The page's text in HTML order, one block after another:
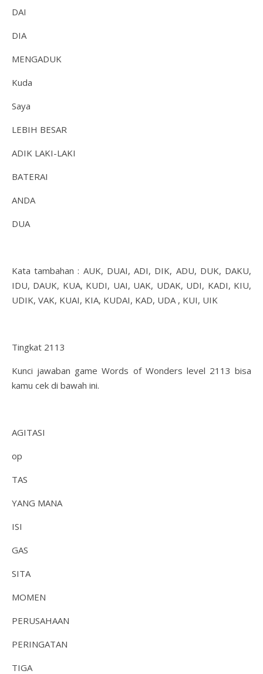
DAI
DIA
MENGADUK
Kuda
Saya
LEBIH BESAR
ADIK LAKI-LAKI
BATERAI
ANDA
DUA
Kata tambahan : AUK, DUAI, ADI, DIK, ADU, DUK, DAKU,
IDU, DAUK, KUA, KUDI, UAI, UAK, UDAK, UDI, KADI, KIU,
UDIK, VAK, KUAI, KIA, KUDAI, KAD, UDA , KUI, UIK
Tingkat 2113
Kunci jawaban game Words of Wonders level 2113 bisa
kamu cek di bawah ini.
AGITASI
op
TAS
YANG MANA
ISI
GAS
SITA
MOMEN
PERUSAHAAN
PERINGATAN
TIGA